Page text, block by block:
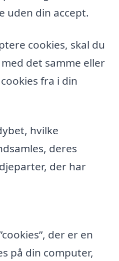
uden din accept.
cookies, skal du
det samme eller
fra i din
hvilke
deres
der har
der er en
på din computer,